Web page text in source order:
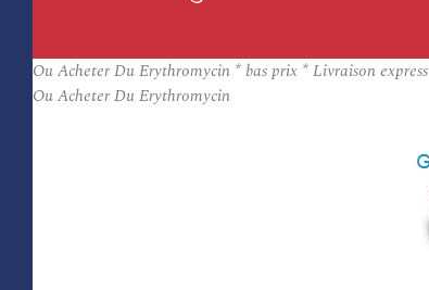
Ou Acheter Du Erythromycin * bas prix * Livraison express
Ou Acheter Du Erythromycin